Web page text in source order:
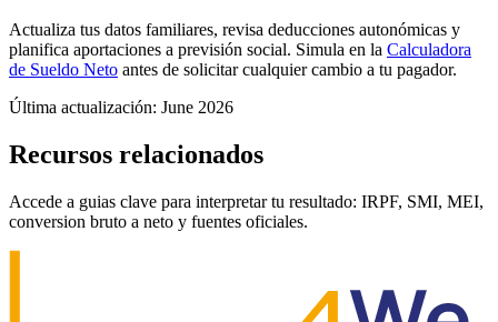
Actualiza tus datos familiares, revisa deducciones autonómicas y
planifica aportaciones a previsión social. Simula en la Calculadora
de Sueldo Neto antes de solicitar cualquier cambio a tu pagador.
Última actualización: June 2026
Recursos relacionados
Accede a guias clave para interpretar tu resultado: IRPF, SMI, MEI,
conversion bruto a neto y fuentes oficiales.